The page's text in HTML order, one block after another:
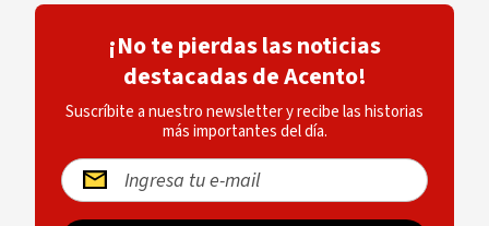
¡No te pierdas las noticias
destacadas de Acento!
Suscríbite a nuestro newsletter y recibe las historias
más importantes del día.